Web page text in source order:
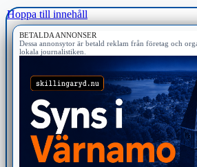
Hoppa till innehåll
BETALDA ANNONSER
Dessa annonsytor är betald reklam från företag och
lokala journalistiken.